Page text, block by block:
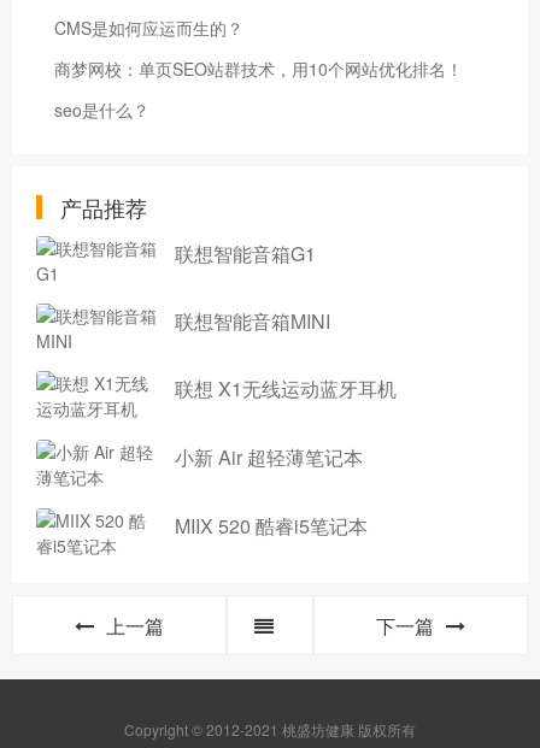
CMS是如何应运而生的？
商梦网校：单页SEO站群技术，用10个网站优化排名！
seo是什么？
产品推荐
联想智能音箱G1
联想智能音箱MINI
联想 X1无线运动蓝牙耳机
小新 Air 超轻薄笔记本
MIIX 520 酷睿i5笔记本
上一篇 下一篇
Copyright © 2012-2021 桃盛坊健康 版权所有